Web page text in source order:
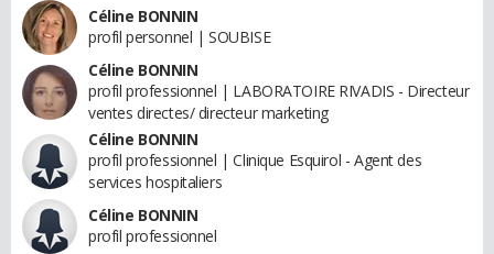
Céline BONNIN
profil personnel | SOUBISE
Céline BONNIN
profil professionnel | LABORATOIRE RIVADIS - Directeur
ventes directes/ directeur marketing
Céline BONNIN
profil professionnel | Clinique Esquirol - Agent des
services hospitaliers
Céline BONNIN
profil professionnel